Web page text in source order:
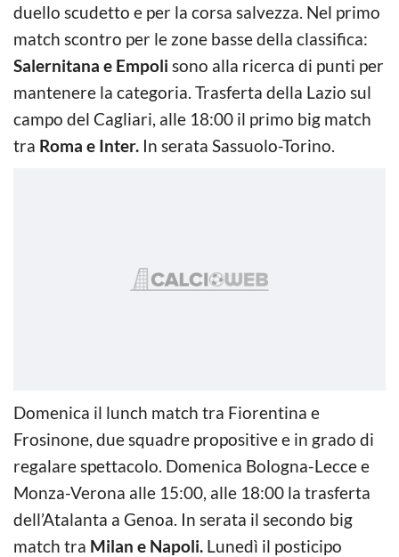
duello scudetto e per la corsa salvezza. Nel primo
match scontro per le zone basse della classifica:
Salernitana e Empoli sono alla ricerca di punti per
mantenere la categoria. Trasferta della Lazio sul
campo del Cagliari, alle 18:00 il primo big match
tra Roma e Inter. In serata Sassuolo-Torino.
Domenica il lunch match tra Fiorentina e
Frosinone, due squadre propositive e in grado di
regalare spettacolo. Domenica Bologna-Lecce e
Monza-Verona alle 15:00, alle 18:00 la trasferta
dell’Atalanta a Genoa. In serata il secondo big
match tra Milan e Napoli. Lunedì il posticipo